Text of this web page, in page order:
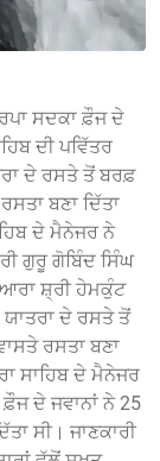
ਸਦਕਾ ਫ਼ੌਜ ਦੇ
ਦੀ ਪਵਿੱਤਰ
ਦੇ ਰਸਤੇ ਤੋਂ ਬਰਫ਼
ਬਣਾ ਦਿੱਤਾ
ਦੇ ਮੈਨੇਜਰ ਨੇ
ਗੁਰੂ ਗੋਬਿੰਦ ਸਿੰਘ
ਸ਼੍ਰੀ ਹੇਮਕੁੰਟ
ਯਾਤਰਾ ਦੇ ਰਸਤੇ ਤੋਂ
ਰਸਤਾ ਬਣਾ
ਸਾਹਿਬ ਦੇ ਮੈਨੇਜਰ
ਦੇ ਜਵਾਨਾਂ ਨੇ 25
ਸੀ। ਜਾਣਕਾਰੀ